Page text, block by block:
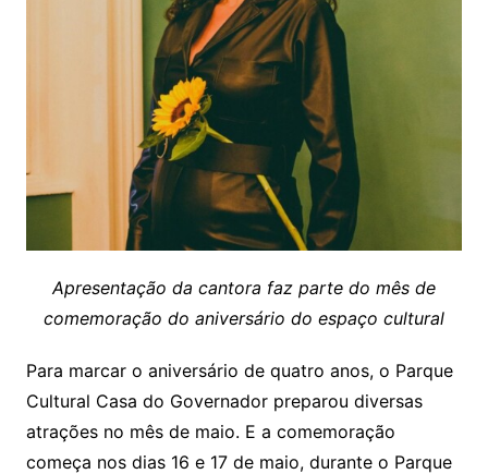
Apresentação da cantora faz parte do mês de
comemoração do aniversário do espaço cultural
Para marcar o aniversário de quatro anos, o Parque
Cultural Casa do Governador preparou diversas
atrações no mês de maio. E a comemoração
começa nos dias 16 e 17 de maio, durante o Parque